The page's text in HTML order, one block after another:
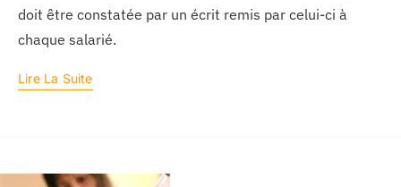
doit être constatée par un écrit remis par celui-ci à
chaque salarié.
Lire La Suite